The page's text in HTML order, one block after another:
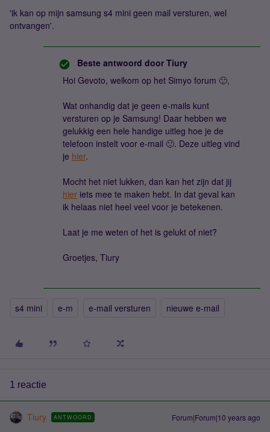
'ik kan op mijn samsung s4 mini geen mail versturen, wel
ontvangen'.
Beste antwoord door Tiury
Hoi Gevoto, welkom op het Simyo forum 🙂,
Wat onhandig dat je geen e-mails kunt
versturen op je Samsung! Daar hebben we
gelukkig een hele handige uitleg hoe je de
telefoon instelt voor e-mail 🙂. Deze uitleg vind
je hier.
Mocht het niet lukken, dan kan het zijn dat jij
hier iets mee te maken hebt. In dat geval kan
ik helaas niet heel veel voor je betekenen.
Laat je me weten of het is gelukt of niet?
Groetjes, Tiury
s4 mini e-m e-mail versturen nieuwe e-mail
1 reactie
Tiury ANTWOORD Forum|Forum|10 years ago